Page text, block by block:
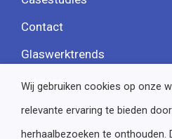
Contact
Glaswerktrends
Bloggen
Wij gebruiken cookies op onze
relevante ervaring te bieden
herhaalbezoeken te onthouden.